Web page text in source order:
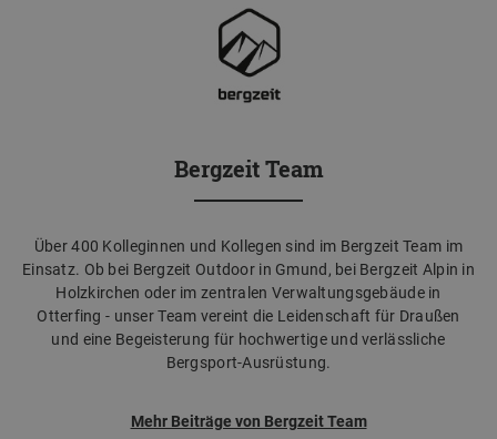
Bergzeit Team
Über 400 Kolleginnen und Kollegen sind im Bergzeit Team im
Einsatz. Ob bei Bergzeit Outdoor in Gmund, bei Bergzeit Alpin in
Holzkirchen oder im zentralen Verwaltungsgebäude in
Otterfing - unser Team vereint die Leidenschaft für Draußen
und eine Begeisterung für hochwertige und verlässliche
Bergsport-Ausrüstung.
Mehr Beiträge von Bergzeit Team